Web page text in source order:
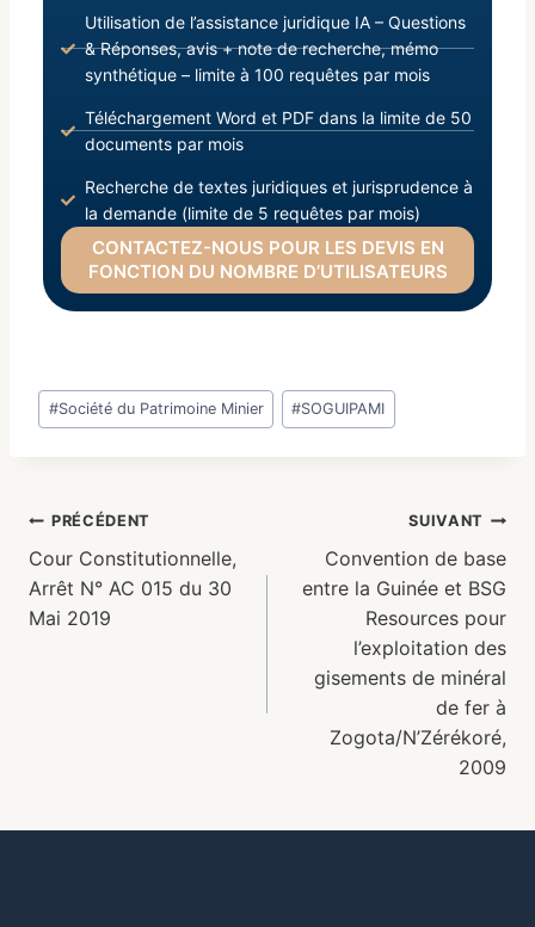
Utilisation de l’assistance juridique IA – Questions
& Réponses, avis + note de recherche, mémo
synthétique – limite à 100 requêtes par mois
Téléchargement Word et PDF dans la limite de 50
documents par mois
Recherche de textes juridiques et jurisprudence à
la demande (limite de 5 requêtes par mois)
CONTACTEZ-NOUS POUR LES DEVIS EN
FONCTION DU NOMBRE D’UTILISATEURS
#Société du Patrimoine Minier #SOGUIPAMI
PRÉCÉDENT
Cour Constitutionnelle,
Arrêt N° AC 015 du 30
Mai 2019
SUIVANT
Convention de base
entre la Guinée et BSG
Resources pour
l’exploitation des
gisements de minéral
de fer à
Zogota/N’Zérékoré,
2009